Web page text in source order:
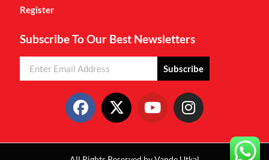
Register
Subscribe To Our Best Newsletters
Subscribe